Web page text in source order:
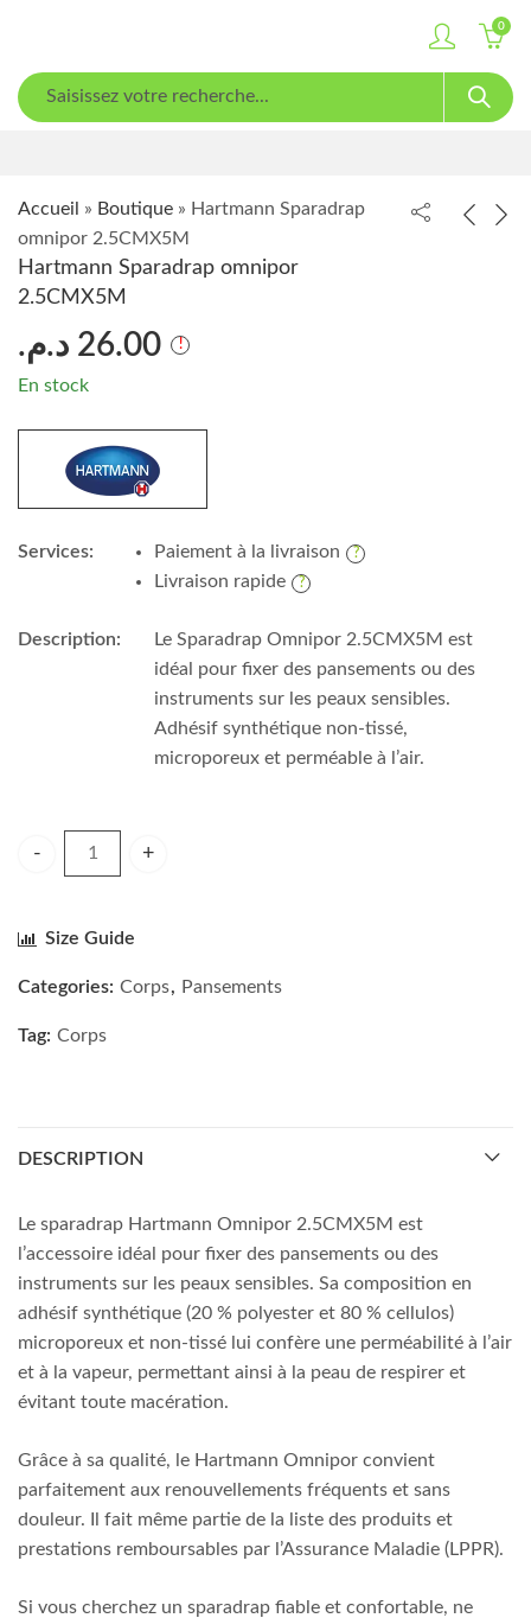
0
Accueil » Boutique » Hartmann Sparadrap
omnipor 2.5CMX5M
Hartmann Sparadrap omnipor
2.5CMX5M
26.00 د.م.
En stock
Services:
Paiement à la livraison
Livraison rapide
Description:
Le Sparadrap Omnipor 2.5CMX5M est
idéal pour fixer des pansements ou des
instruments sur les peaux sensibles.
Adhésif synthétique non-tissé,
microporeux et perméable à l’air.
Size Guide
Categories: Corps, Pansements
Tag: Corps
DESCRIPTION
Le sparadrap Hartmann Omnipor 2.5CMX5M est
l’accessoire idéal pour fixer des pansements ou des
instruments sur les peaux sensibles. Sa composition en
adhésif synthétique (20 % polyester et 80 % cellulos)
microporeux et non-tissé lui confère une perméabilité à l’air
et à la vapeur, permettant ainsi à la peau de respirer et
évitant toute macération.
Grâce à sa qualité, le Hartmann Omnipor convient
parfaitement aux renouvellements fréquents et sans
douleur. Il fait même partie de la liste des produits et
prestations remboursables par l’Assurance Maladie (LPPR).
Si vous cherchez un sparadrap fiable et confortable, ne